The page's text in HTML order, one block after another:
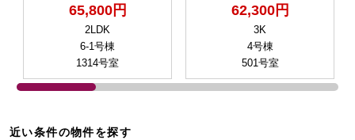
65,800円
2LDK
6-1号棟
1314号室
62,300円
3K
4号棟
501号室
近い条件の物件を探す